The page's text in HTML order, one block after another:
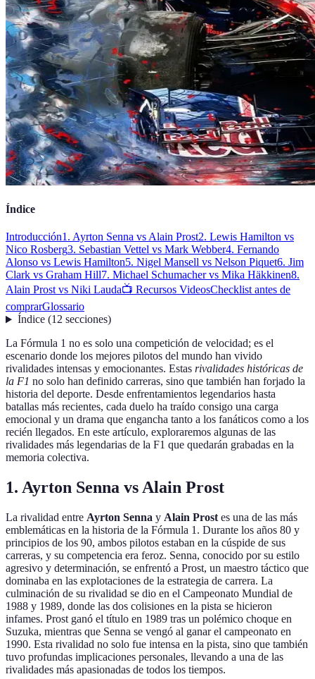
Índice
Introducción1. Ayrton Senna vs Alain Prost2. Lewis Hamilton vs
Nico Rosberg3. Sebastian Vettel vs Mark Webber4. Fernando
Alonso vs Lewis Hamilton5. Nigel Mansell vs Nelson Piquet6. Jim
Clark vs Graham Hill7. Michael Schumacher vs Mika Häkkinen8.
Alain Prost vs Niki Lauda📺 Recursos VideosChecklist antes de
comprarGlossario
Índice(12 secciones)
La Fórmula 1 no es solo una competición de velocidad; es el
escenario donde los mejores pilotos del mundo han vivido
rivalidades intensas y emocionantes. Estas rivalidades históricas de
la F1 no solo han definido carreras, sino que también han forjado la
historia del deporte. Desde enfrentamientos legendarios hasta
batallas más recientes, cada duelo ha traído consigo una carga
emocional y un drama que engancha tanto a los fanáticos como a los
recién llegados. En este artículo, exploraremos algunas de las
rivalidades más legendarias de la F1 que quedarán grabadas en la
memoria colectiva.
1. Ayrton Senna vs Alain Prost
La rivalidad entre Ayrton Senna y Alain Prost es una de las más
emblemáticas en la historia de la Fórmula 1. Durante los años 80 y
principios de los 90, ambos pilotos estaban en la cúspide de sus
carreras, y su competencia era feroz. Senna, conocido por su estilo
agresivo y determinación, se enfrentó a Prost, un maestro táctico que
dominaba en las explotaciones de la estrategia de carrera. La
culminación de su rivalidad se dio en el Campeonato Mundial de
1988 y 1989, donde las dos colisiones en la pista se hicieron
infames. Prost ganó el título en 1989 tras un polémico choque en
Suzuka, mientras que Senna se vengó al ganar el campeonato en
1990. Esta rivalidad no solo fue intensa en la pista, sino que también
tuvo profundas implicaciones personales, llevando a una de las
rivalidades más apasionadas de todos los tiempos.